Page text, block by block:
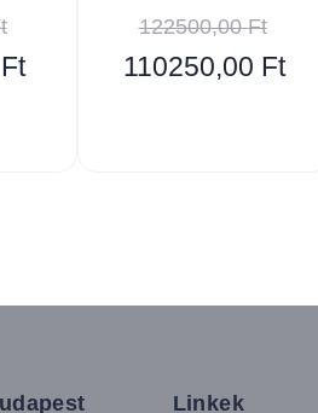
Ft
122500,00Ft
110250,00 Ft
Linkek